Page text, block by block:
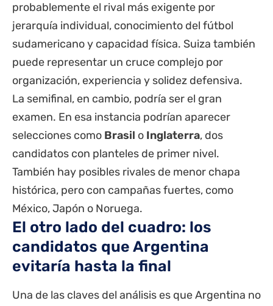
probablemente el rival más exigente por
jerarquía individual, conocimiento del fútbol
sudamericano y capacidad física. Suiza también
puede representar un cruce complejo por
organización, experiencia y solidez defensiva.
La semifinal, en cambio, podría ser el gran
examen. En esa instancia podrían aparecer
selecciones como Brasil o Inglaterra, dos
candidatos con planteles de primer nivel.
También hay posibles rivales de menor chapa
histórica, pero con campañas fuertes, como
México, Japón o Noruega.
El otro lado del cuadro: los
candidatos que Argentina
evitaría hasta la final
Una de las claves del análisis es que Argentina no